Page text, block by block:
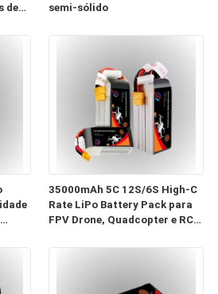
de
semi-sólido
35000mAh 5C 12S/6S High-C
Rate LiPo Battery Pack para
FPV Drone, Quadcopter e RC